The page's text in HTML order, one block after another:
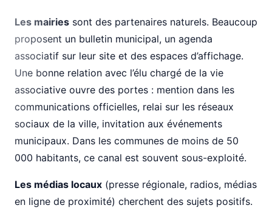
Les mairies sont des partenaires naturels. Beaucoup
proposent un bulletin municipal, un agenda
associatif sur leur site et des espaces d’affichage.
Une bonne relation avec l’élu chargé de la vie
associative ouvre des portes : mention dans les
communications officielles, relai sur les réseaux
sociaux de la ville, invitation aux événements
municipaux. Dans les communes de moins de 50
000 habitants, ce canal est souvent sous-exploité.
Les médias locaux (presse régionale, radios, médias
en ligne de proximité) cherchent des sujets positifs.